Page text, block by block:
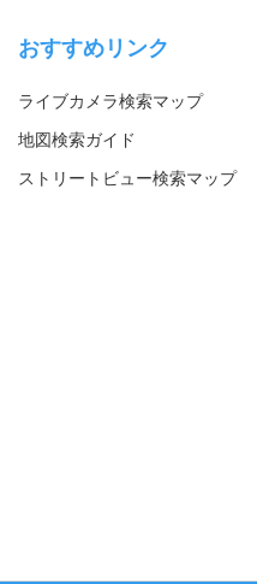
おすすめリンク
ライブカメラ検索マップ
地図検索ガイド
ストリートビュー検索マップ